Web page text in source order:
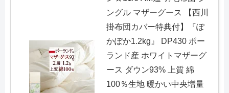
ングル マザーグース 【西川
掛布団カバー特典付】『ぽ
かぽか1.2kg』 DP430 ポー
ランド産 ホワイトマザーグ
ース ダウン93% 上質 綿
100％生地 暖かい中央増量